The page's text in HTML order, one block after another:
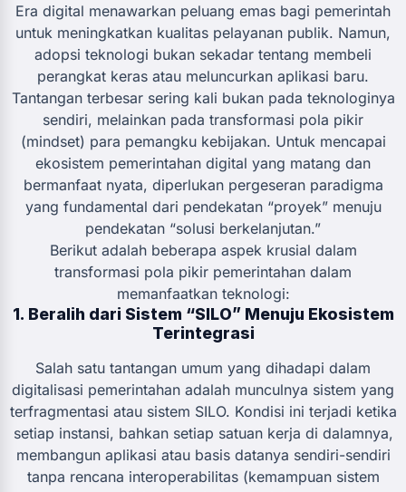
Era digital menawarkan peluang emas bagi pemerintah
untuk meningkatkan kualitas pelayanan publik. Namun,
adopsi teknologi bukan sekadar tentang membeli
perangkat keras atau meluncurkan aplikasi baru.
Tantangan terbesar sering kali bukan pada teknologinya
sendiri, melainkan pada transformasi pola pikir
(mindset) para pemangku kebijakan. Untuk mencapai
ekosistem pemerintahan digital yang matang dan
bermanfaat nyata, diperlukan pergeseran paradigma
yang fundamental dari pendekatan “proyek” menuju
pendekatan “solusi berkelanjutan.”
Berikut adalah beberapa aspek krusial dalam
transformasi pola pikir pemerintahan dalam
memanfaatkan teknologi:
1. Beralih dari Sistem “SILO” Menuju Ekosistem
Terintegrasi
Salah satu tantangan umum yang dihadapi dalam
digitalisasi pemerintahan adalah munculnya sistem yang
terfragmentasi atau sistem SILO. Kondisi ini terjadi ketika
setiap instansi, bahkan setiap satuan kerja di dalamnya,
membangun aplikasi atau basis datanya sendiri-sendiri
tanpa rencana interoperabilitas (kemampuan sistem